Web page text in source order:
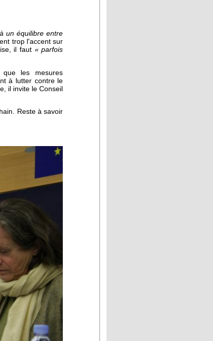
un équilibre entre
trop l'accent sur
il faut « parfois
les mesures
à lutter contre le
il invite le Conseil
Reste à savoir